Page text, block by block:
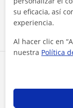
su eficacia, así
experiencia.
Al hacer clic en
nuestra Política